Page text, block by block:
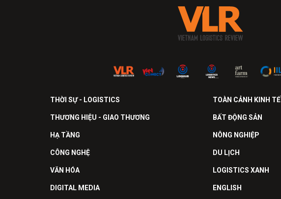
THỜI SỰ - LOGISTICS TOÀN CẢNH KINH TẾ
THƯƠNG HIỆU - GIAO THƯƠNG BẤT ĐỘNG SẢN
HẠ TẦNG NÔNG NGHIỆP
CÔNG NGHỆ DU LỊCH
VĂN HÓA LOGISTICS XANH
DIGITAL MEDIA ENGLISH